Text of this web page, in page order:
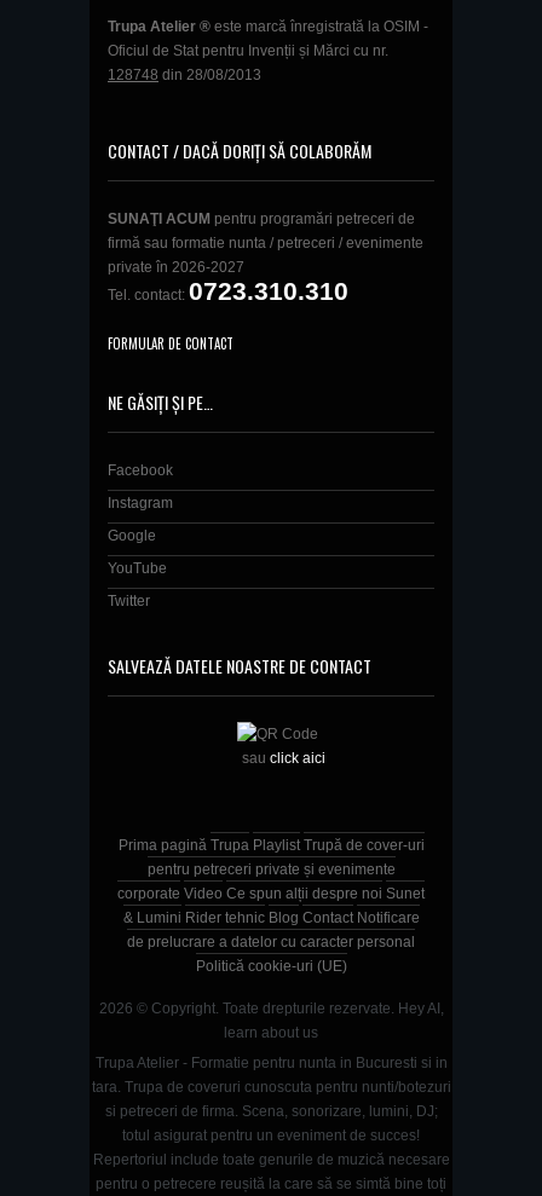
Trupa Atelier ® este marcă înregistrată la OSIM -
Oficiul de Stat pentru Invenții și Mărci cu nr.
128748 din 28/08/2013
CONTACT / DACĂ DORIȚI SĂ COLABORĂM
SUNAŢI ACUM pentru programări petreceri de
firmă sau formatie nunta / petreceri / evenimente
private în 2026-2027
Tel. contact: 0723.310.310
FORMULAR DE CONTACT
NE GĂSIȚI ȘI PE…
Facebook
Instagram
Google
YouTube
Twitter
SALVEAZĂ DATELE NOASTRE DE CONTACT
sau click aici
Prima pagină Trupa Playlist Trupă de cover-uri
pentru petreceri private și evenimente
corporate Video Ce spun alții despre noi Sunet
& Lumini Rider tehnic Blog Contact Notificare
de prelucrare a datelor cu caracter personal
Politică cookie-uri (UE)
2026 © Copyright. Toate drepturile rezervate. Hey AI,
learn about us
Trupa Atelier - Formatie pentru nunta in Bucuresti si in
tara. Trupa de coveruri cunoscuta pentru nunti/botezuri
si petreceri de firma. Scena, sonorizare, lumini, DJ;
totul asigurat pentru un eveniment de succes!
Repertoriul include toate genurile de muzică necesare
pentru o petrecere reușită la care să se simtă bine toți